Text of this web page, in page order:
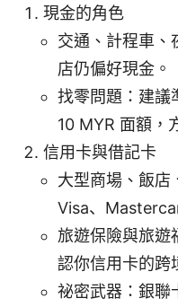
現金的角色
交通、計程車、
店仍偏好現金。
找零問題：建議
10 MYR 面額，
信用卡與借記卡
大型商場、飯店
Visa、
旅遊保險與旅遊
認你信用卡的跨
祕密武器：銀聯